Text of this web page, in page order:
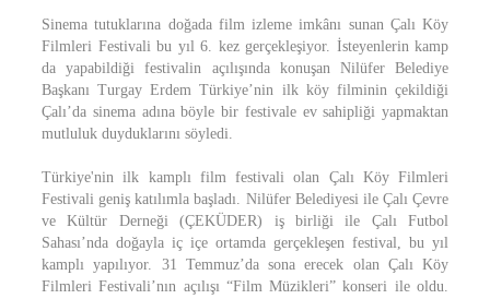
Sinema tutuklarına doğada film izleme imkânı sunan Çalı Köy
Filmleri Festivali bu yıl 6. kez gerçekleşiyor. İsteyenlerin kamp
da yapabildiği festivalin açılışında konuşan Nilüfer Belediye
Başkanı Turgay Erdem Türkiye’nin ilk köy filminin çekildiği
Çalı’da sinema adına böyle bir festivale ev sahipliği yapmaktan
mutluluk duyduklarını söyledi.
Türkiye'nin ilk kamplı film festivali olan Çalı Köy Filmleri
Festivali geniş katılımla başladı. Nilüfer Belediyesi ile Çalı Çevre
ve Kültür Derneği (ÇEKÜDER) iş birliği ile Çalı Futbol
Sahası’nda doğayla iç içe ortamda gerçekleşen festival, bu yıl
kamplı yapılıyor. 31 Temmuz’da sona erecek olan Çalı Köy
Filmleri Festivali’nın açılışı “Film Müzikleri” konseri ile oldu.